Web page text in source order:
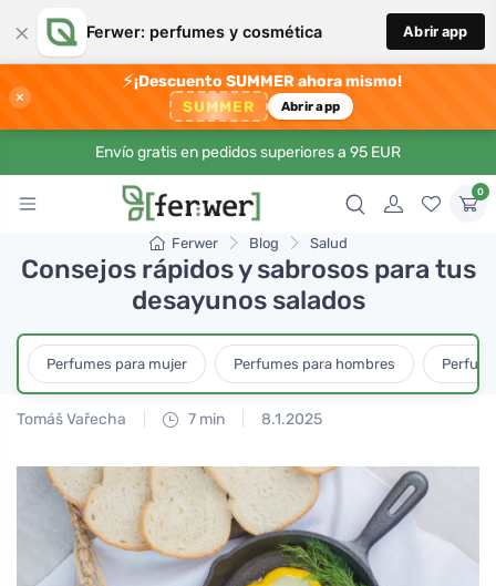
× Ferwer: perfumes y cosmética Abrir app
×
⚡¡Descuento SUMMER ahora mismo!
SUMMER Abrir app
Envío gratis en pedidos superiores a 95 EUR
0
Ferwer Blog Salud
Consejos rápidos y sabrosos para tus
desayunos salados
Perfumes para mujer Perfumes para hombres
Tomáš Vařecha 7 min 8.1.2025